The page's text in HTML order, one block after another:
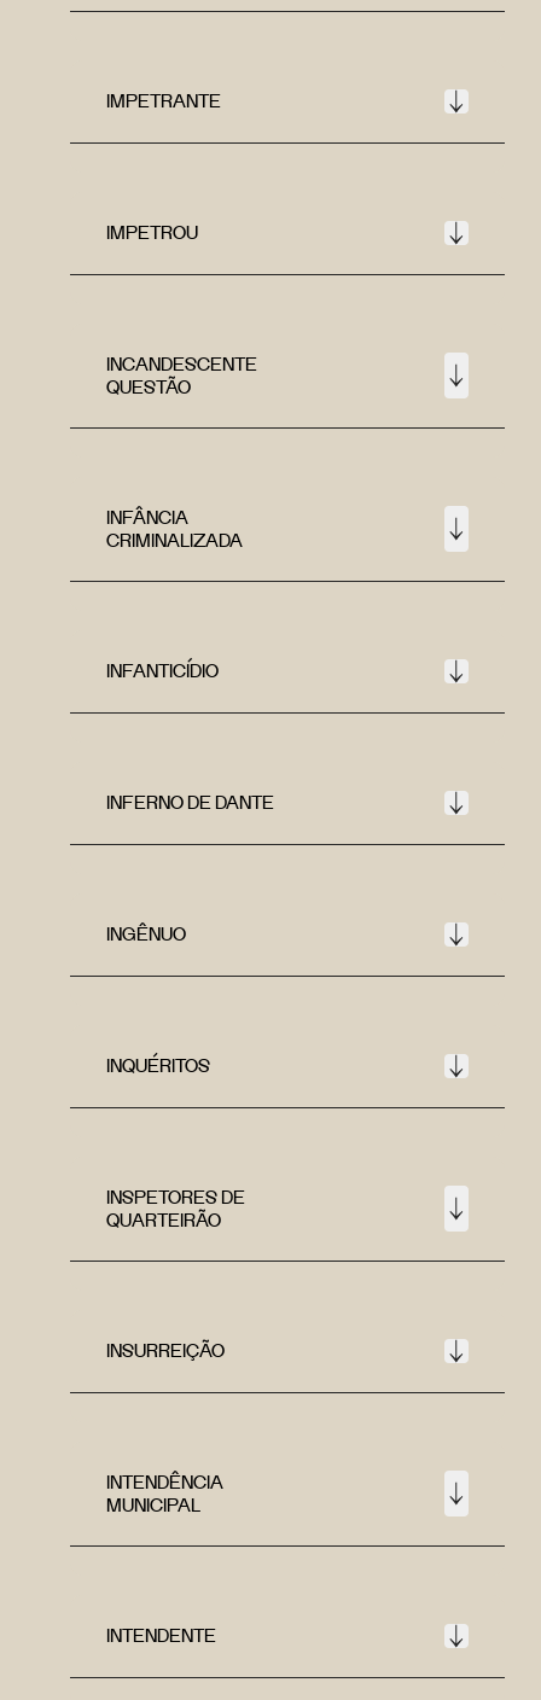
IMPETRANTE
IMPETROU
INCANDESCENTE
QUESTÃO
INFÂNCIA
CRIMINALIZADA
INFANTICÍDIO
INFERNO DE DANTE
INGÊNUO
INQUÉRITOS
INSPETORES DE
QUARTEIRÃO
INSURREIÇÃO
INTENDÊNCIA
MUNICIPAL
INTENDENTE